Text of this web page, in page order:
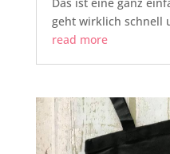
geht wirklich schnell
read more